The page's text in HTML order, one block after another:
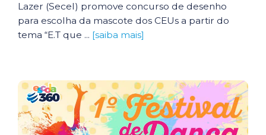
Lazer (Secel) promove concurso de desenho
para escolha da mascote dos CEUs a partir do
tema “E.T que ... [saiba mais]